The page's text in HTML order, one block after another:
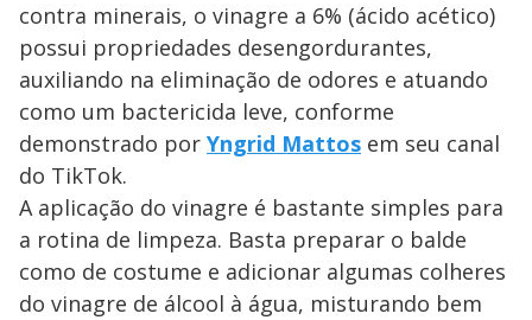
contra minerais, o vinagre a 6% (ácido acético)
possui propriedades desengordurantes,
auxiliando na eliminação de odores e atuando
como um bactericida leve, conforme
demonstrado por Yngrid Mattos em seu canal
do TikTok.
A aplicação do vinagre é bastante simples para
a rotina de limpeza. Basta preparar o balde
como de costume e adicionar algumas colheres
do vinagre de álcool à água, misturando bem